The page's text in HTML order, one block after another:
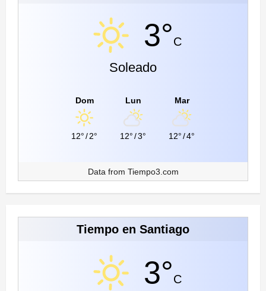
3°C
Soleado
Dom
12°/2°
Lun
12°/3°
Mar
12°/4°
Data from Tiempo3.com
Tiempo en Santiago
3°C